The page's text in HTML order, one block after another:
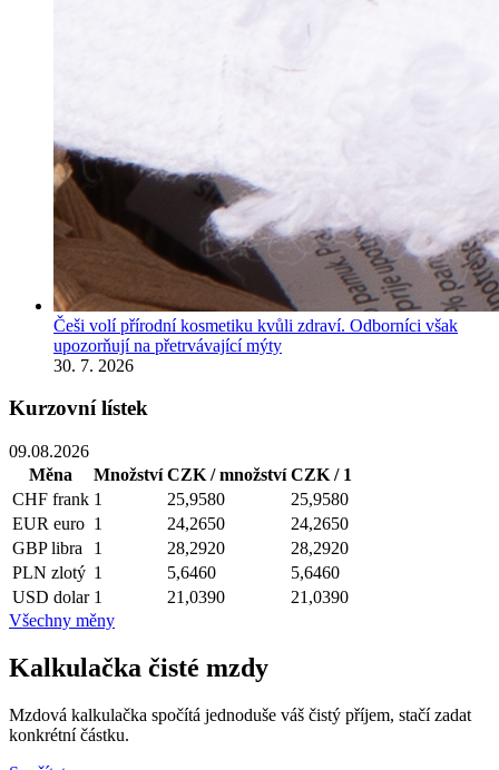
Češi volí přírodní kosmetiku kvůli zdraví. Odborníci však
upozorňují na přetrvávající mýty
30. 7. 2026
Kurzovní lístek
09.08.2026
Měna
Množství CZK / množství CZK / 1
CHF frank 1 25,9580
25,9580
EUR euro 1 24,2650
24,2650
GBP libra 1 28,2920
28,2920
PLN zlotý 1 5,6460
5,6460
USD dolar 1 21,0390
21,0390
Všechny měny
Kalkulačka čisté mzdy
Mzdová kalkulačka spočítá jednoduše váš čistý příjem, stačí zadat
konkrétní částku.